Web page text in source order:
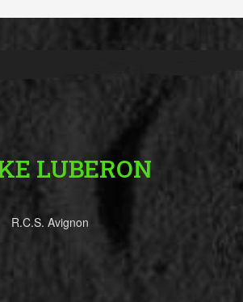
LUBERON
R.C.S. Avignon